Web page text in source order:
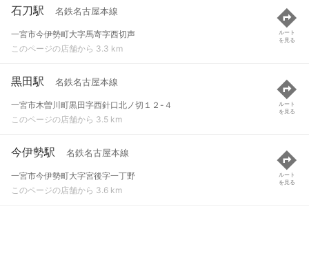
石刀駅 名鉄名古屋本線
一宮市今伊勢町大字馬寄字西切声
このページの店舗から 3.3 km
ルート
を見る
黒田駅 名鉄名古屋本線
一宮市木曽川町黒田字西針口北ノ切１２-４
このページの店舗から 3.5 km
ルート
を見る
今伊勢駅 名鉄名古屋本線
一宮市今伊勢町大字宮後字一丁野
このページの店舗から 3.6 km
ルート
を見る